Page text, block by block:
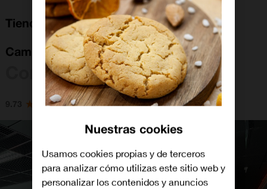
Tienda Orange A Coruña en CC Cuatro
Caminos
Coruña, A
Nuestras cookies
Usamos cookies propias y de terceros
para analizar cómo utilizas este sitio web y
personalizar los contenidos y anuncios